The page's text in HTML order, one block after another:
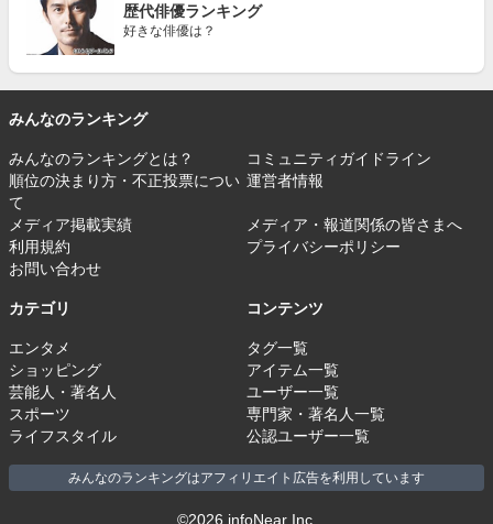
歴代俳優ランキング
好きな俳優は？
みんなのランキング
みんなのランキングとは？
コミュニティガイドライン
順位の決まり方・不正投票につい
て
運営者情報
メディア掲載実績
メディア・報道関係の皆さまへ
利用規約
プライバシーポリシー
お問い合わせ
カテゴリ
エンタメ
ショッピング
芸能人・著名人
スポーツ
ライフスタイル
コンテンツ
タグ一覧
アイテム一覧
ユーザー一覧
専門家・著名人一覧
公認ユーザー一覧
みんなのランキングはアフィリエイト広告を利用しています
©2026 infoNear Inc.